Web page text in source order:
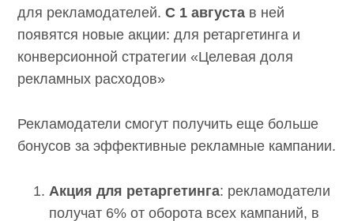
для рекламодателей.С 1 августа в ней
появятся новые акции: для ретаргетинга и
конверсионной стратегии «Целевая доля
рекламных расходов»
Рекламодатели смогут получить еще больше
бонусов за эффективные рекламные кампании.
Акция для ретаргетинга: рекламодатели
получат 6% от оборота всех кампаний, в